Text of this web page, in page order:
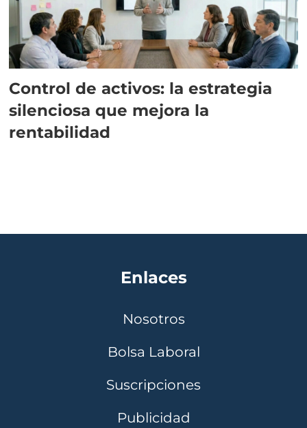
Control de activos: la estrategia
silenciosa que mejora la
rentabilidad
Enlaces
Nosotros
Bolsa Laboral
Suscripciones
Publicidad